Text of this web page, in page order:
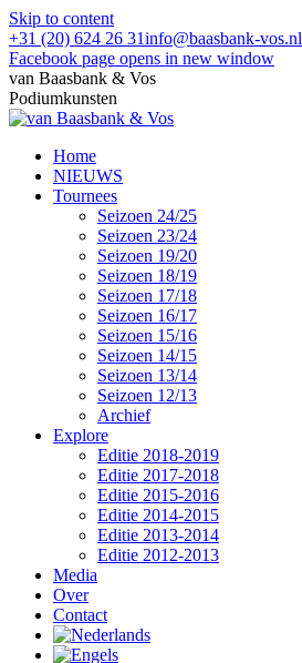
Skip to content
+31 (20) 624 26 31info@baasbank-vos.nl
Facebook page opens in new window
van Baasbank & Vos
Podiumkunsten
Home
NIEUWS
Tournees
Seizoen 24/25
Seizoen 23/24
Seizoen 19/20
Seizoen 18/19
Seizoen 17/18
Seizoen 16/17
Seizoen 15/16
Seizoen 14/15
Seizoen 13/14
Seizoen 12/13
Archief
Explore
Editie 2018-2019
Editie 2017-2018
Editie 2015-2016
Editie 2014-2015
Editie 2013-2014
Editie 2012-2013
Media
Over
Contact